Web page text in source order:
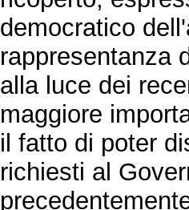
democratico
rappresentanza
alla luce dei
maggiore
il fatto di poter
richiesti al